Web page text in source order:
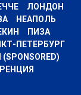
ЛОНДОН
НЕАПОЛЬ
ПИЗА
ПЕТЕРБУРГ